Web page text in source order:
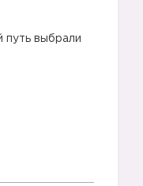
путь выбрали